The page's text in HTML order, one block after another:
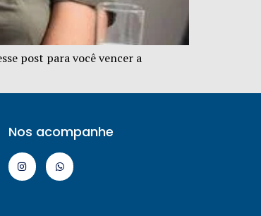
post para você vencer a
Nos acompanhe